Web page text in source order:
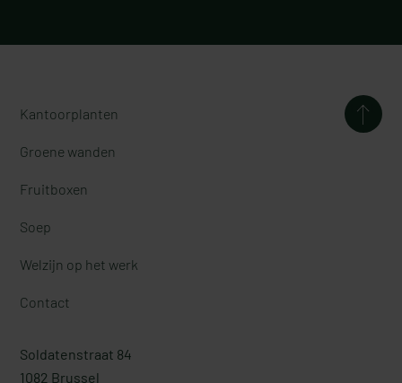
Soldatenstraat 84
1082 Brussel
Kantoorplanten
Groene wanden
Fruitboxen
Soep
Welzijn op het werk
Contact
test